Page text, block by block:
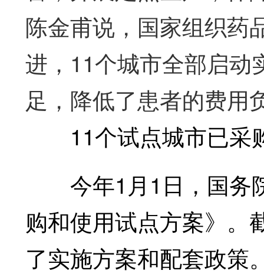
陈金甫说，国家组织药
进，11个城市全部启动
足，降低了患者的费用
11个试点城市已采
今年1月1日，国务
购和使用试点方案》。
了实施方案和配套政策